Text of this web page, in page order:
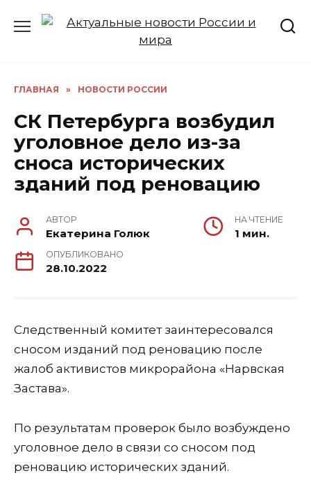
ГЛАВНАЯ » НОВОСТИ РОССИИ
СК Петербурга возбудил
уголовное дело из-за
сноса исторических
зданий под реновацию
АВТОР
Екатерина Голюк
НА ЧТЕНИЕ
1 мин.
ОПУБЛИКОВАНО
28.10.2022
Следственный комитет заинтересовался
сносом изданий под реновацию после
жалоб активистов микрорайона «Нарвская
Застава».
По результатам проверок было возбуждено
уголовное дело в связи со сносом под
реновацию исторических зданий.